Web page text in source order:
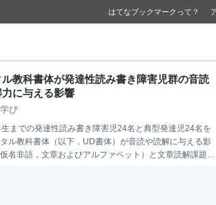
はてなブックマークって？
教科書体が発達性読み書き障害児群の音読
に与える影響
学び
までの発達性読み書き障害児24名と典型発達児24名を
ル教科書体（以下，UD書体）が音読や読解に与える影
名非語，文章およびアルファベット）と文章読解課題
読みやすさについて内観を聴取した．その結果，両群と
数，自己修正数と，読解課題の正答数に2書体間で有意